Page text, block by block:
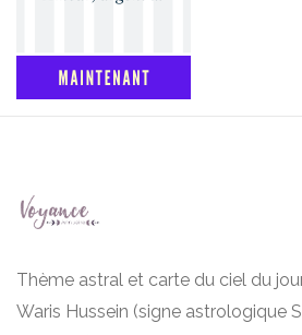
Thème astral et carte du ciel du
Waris Hussein (signe astrologique